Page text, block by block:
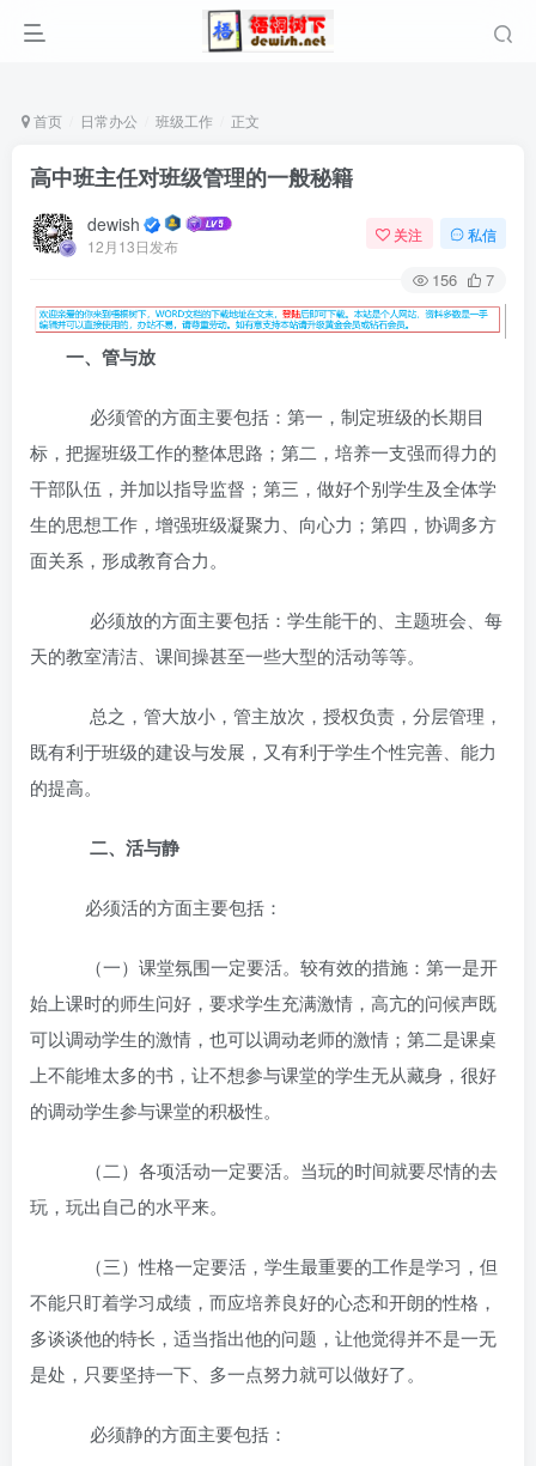
首页 日常办公 班级工作 正文
高中班主任对班级管理的一般秘籍
dewish
12月13日发布
关注 私信
156 7
一、管与放
必须管的方面主要包括：第一，制定班级的长期目
标，把握班级工作的整体思路；第二，培养一支强而得力的
干部队伍，并加以指导监督；第三，做好个别学生及全体学
生的思想工作，增强班级凝聚力、向心力；第四，协调多方
面关系，形成教育合力。
必须放的方面主要包括：学生能干的、主题班会、每
天的教室清洁、课间操甚至一些大型的活动等等。
总之，管大放小，管主放次，授权负责，分层管理，
既有利于班级的建设与发展，又有利于学生个性完善、能力
的提高。
二、活与静
必须活的方面主要包括：
（一）课堂氛围一定要活。较有效的措施：第一是开
始上课时的师生问好，要求学生充满激情，高亢的问候声既
可以调动学生的激情，也可以调动老师的激情；第二是课桌
上不能堆太多的书，让不想参与课堂的学生无从藏身，很好
的调动学生参与课堂的积极性。
（二）各项活动一定要活。当玩的时间就要尽情的去
玩，玩出自己的水平来。
（三）性格一定要活，学生最重要的工作是学习，但
不能只盯着学习成绩，而应培养良好的心态和开朗的性格，
多谈谈他的特长，适当指出他的问题，让他觉得并不是一无
是处，只要坚持一下、多一点努力就可以做好了。
必须静的方面主要包括：